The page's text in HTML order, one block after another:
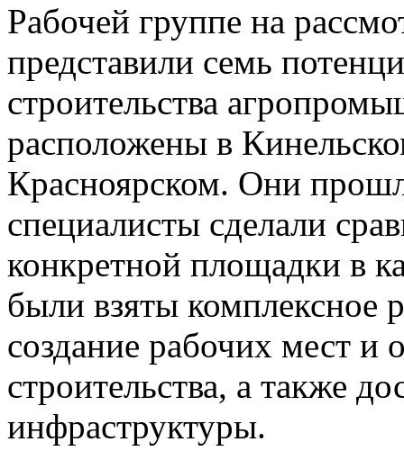
Рабочей группе на
представили семь
строительства
расположены в
Красноярском. Они
специалисты сделали
конкретной площадки в
были взяты комплексное
создание рабочих мест
строительства, а также
инфраструктуры.